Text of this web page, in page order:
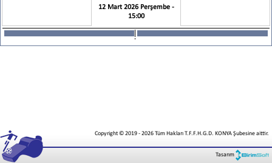
12 Mart 2026 Perşembe -
15:00
Copyright © 2019-2026Tüm Hakları T.F.F.H.G.D. KONYA Şubesine aittir.
Tasarım